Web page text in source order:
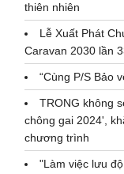
thiên nhiên
Lễ Xuất Phát
Caravan 2030 lần
“Cùng P/S Bảo
TRONG không
chông gai 2024',
chương trình
"Làm việc lưu